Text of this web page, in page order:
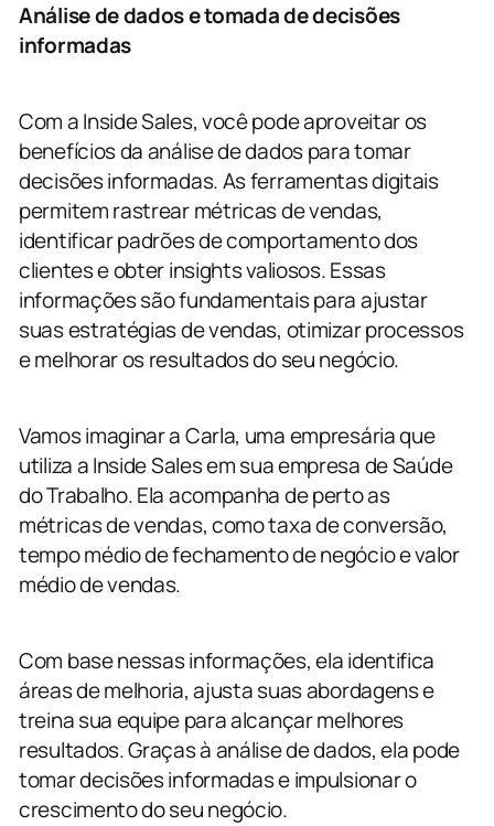
Análise de dados e tomada de decisões
informadas
Com a Inside Sales, você pode aproveitar os
benefícios da análise de dados para tomar
decisões informadas. As ferramentas digitais
permitem rastrear métricas de vendas,
identificar padrões de comportamento dos
clientes e obter insights valiosos. Essas
informações são fundamentais para ajustar
suas estratégias de vendas, otimizar processos
e melhorar os resultados do seu negócio.
Vamos imaginar a Carla, uma empresária que
utiliza a Inside Sales em sua empresa de Saúde
do Trabalho. Ela acompanha de perto as
métricas de vendas, como taxa de conversão,
tempo médio de fechamento de negócio e valor
médio de vendas.
Com base nessas informações, ela identifica
áreas de melhoria, ajusta suas abordagens e
treina sua equipe para alcançar melhores
resultados. Graças à análise de dados, ela pode
tomar decisões informadas e impulsionar o
crescimento do seu negócio.